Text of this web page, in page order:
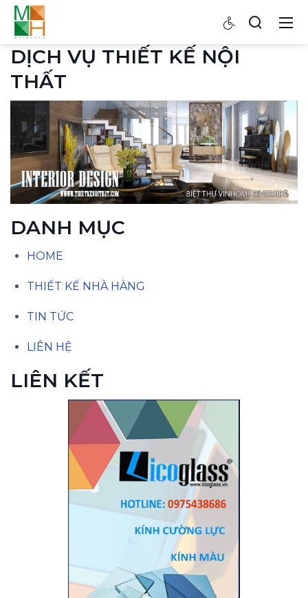
DỊCH VỤ THIẾT KẾ NỘI
THẤT
DANH MỤC
HOME
THIẾT KẾ NHÀ HÀNG
TIN TỨC
LIÊN HỆ
LIÊN KẾT